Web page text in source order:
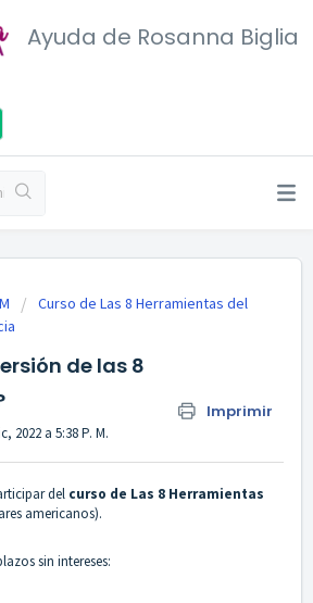
Ayuda de Rosanna Biglia
Curso de Las 8 Herramientas del
de las 8
Imprimir
2022 a 5:38 P. M.
del curso de Las 8 Herramientas
americanos).
sin intereses: